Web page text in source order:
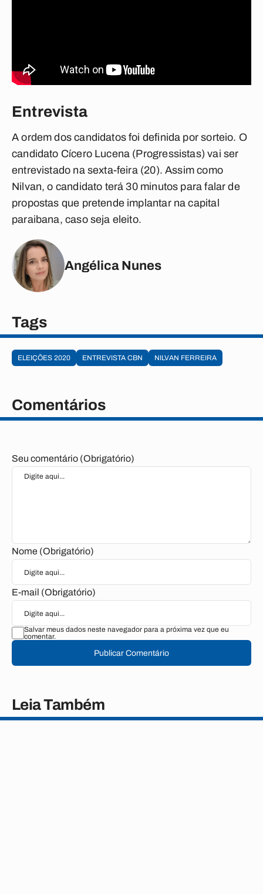
Entrevista
A ordem dos candidatos foi definida por sorteio. O
candidato Cícero Lucena (Progressistas) vai ser
entrevistado na sexta-feira (20). Assim como
Nilvan, o candidato terá 30 minutos para falar de
propostas que pretende implantar na capital
paraibana, caso seja eleito.
Angélica Nunes
Tags
ELEIÇÕES 2020 ENTREVISTA CBN NILVAN FERREIRA
Comentários
Seu comentário (Obrigatório)
Nome (Obrigatório)
E-mail (Obrigatório)
Salvar meus dados neste navegador para a próxima vez que eu
comentar.
Publicar Comentário
Leia Também